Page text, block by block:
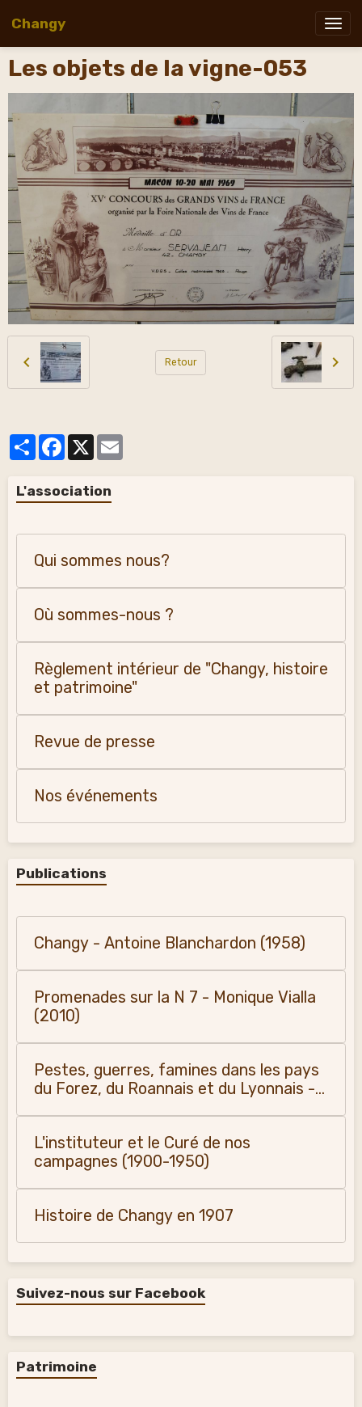
Changy
Les objets de la vigne-053
Retour
PartagerFacebook
L'association
Qui sommes nous?
Où sommes-nous ?
Règlement intérieur de "Changy, histoire
et patrimoine"
Revue de presse
Nos événements
Publications
Changy - Antoine Blanchardon (1958)
Promenades sur la N 7 - Monique Vialla
(2010)
Pestes, guerres, famines dans les pays
du Forez, du Roannais et du Lyonnais -
L'instituteur et le Curé de nos
campagnes (1900-1950)
Histoire de Changy en 1907
Suivez-nous sur Facebook
Patrimoine